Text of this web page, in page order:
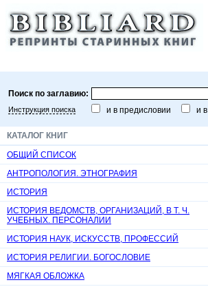
Поиск по заглавию:
Инструкция поиска и в предисловии и в
КАТАЛОГ КНИГ
ОБЩИЙ СПИСОК
АНТРОПОЛОГИЯ. ЭТНОГРАФИЯ
ИСТОРИЯ
ИСТОРИЯ ВЕДОМСТВ, ОРГАНИЗАЦИЙ, В Т. Ч.
УЧЕБНЫХ. ПЕРСОНАЛИИ
ИСТОРИЯ НАУК, ИСКУССТВ, ПРОФЕССИЙ
ИСТОРИЯ РЕЛИГИИ. БОГОСЛОВИЕ
МЯГКАЯ ОБЛОЖКА